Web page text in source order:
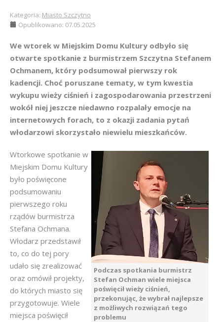
Kategoria: Miasto Szczytno
Opublikowano: 07.05.2025
We wtorek w Miejskim Domu Kultury odbyło się
otwarte spotkanie z burmistrzem Szczytna Stefanem
Ochmanem, który podsumował pierwszy rok
kadencji. Choć poruszane tematy, w tym kwestia
wykupu wieży ciśnień i zagospodarowania przestrzeni
wokół niej jeszcze niedawno rozpalały emocje na
internetowych forach, to z okazji zadania pytań
włodarzowi skorzystało niewielu mieszkańców.
Podczas spotkania burmistrz
Stefan Ochman wiele miejsca
poświęcił wieży ciśnień,
przekonując, że wybrał najlepsze
z możliwych rozwiązań tego
problemu
Wtorkowe spotkanie w
Miejskim Domu Kultury
było poświęcone
podsumowaniu
pierwszego roku
rządów burmistrza
Stefana Ochmana.
Włodarz przedstawił
to, co do tej pory
udało się zrealizować
oraz omówił projekty,
do których miasto się
przygotowuje. Wiele
miejsca poświęcił